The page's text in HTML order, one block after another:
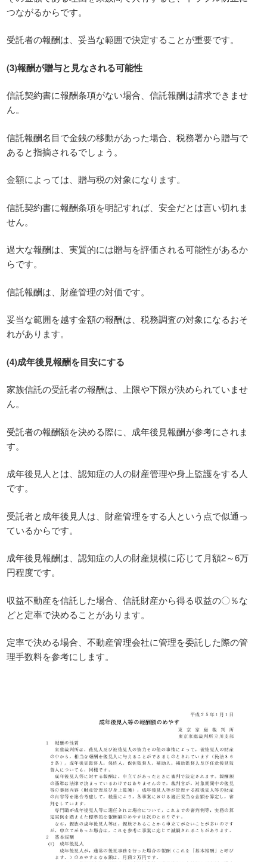
つながるからです。
受託者の報酬は、妥当な範囲で決定することが重要です。
(3)報酬が贈与と見なされる可能性
信託契約書に報酬条項がない場合、信託報酬は請求できませ
ん。
信託報酬名目で金銭の移動があった場合、税務署から贈与で
あると指摘されるでしょう。
金額によっては、贈与税の対象になります。
信託契約書に報酬条項を明記すれば、安全だとは言い切れま
せん。
過大な報酬は、実質的には贈与を評価される可能性があるか
らです。
信託報酬は、財産管理の対価です。
妥当な範囲を越す金額の報酬は、税務調査の対象になるおそ
れがあります。
(4)成年後見報酬を目安にする
家族信託の受託者の報酬は、上限や下限が決められていませ
ん。
受託者の報酬額を決める際に、成年後見報酬が参考にされま
す。
成年後見人とは、認知症の人の財産管理や身上監護をする人
です。
受託者と成年後見人は、財産管理をする人という点で似通っ
ているからです。
成年後見報酬は、認知症の人の財産規模に応じて月額2～6万
円程度です。
収益不動産を信託した場合、信託財産から得る収益の〇％な
どと定率で決めることがあります。
定率で決める場合、不動産管理会社に管理を委託した際の管
理手数料を参考にします。